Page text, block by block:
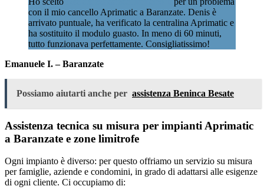
con il mio cancello Aprimatic a Baranzate. Denis è
arrivato puntuale, ha verificato la centralina Aprimatic e
ha sostituito il modulo guasto. In meno di 60 minuti,
tutto funzionava perfettamente. Consigliatissimo!
Emanuele I. – Baranzate
Possiamo aiutarti anche per assistenza Beninca Besate
Assistenza tecnica su misura per impianti Aprimatic
a Baranzate e zone limitrofe
Ogni impianto è diverso: per questo offriamo un servizio su misura
per famiglie, aziende e condomini, in grado di adattarsi alle esigenze
di ogni cliente. Ci occupiamo di: